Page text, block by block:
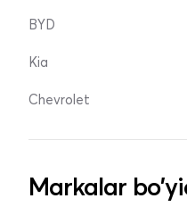
BYD
Kia
Chevrolet
Markalar